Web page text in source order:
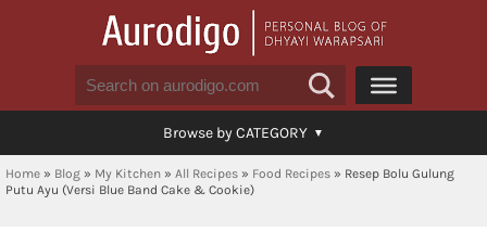
Browse by CATEGORY
Home » Blog » My Kitchen » All Recipes » Food Recipes » Resep Bolu Gulung
Putu Ayu (Versi Blue Band Cake & Cookie)